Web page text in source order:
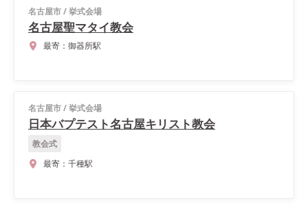
名古屋市/挙式会場
名古屋聖マタイ教会
最寄： 御器所駅
名古屋市/挙式会場
日本バプテスト名古屋キリスト教会
教会式
最寄： 千種駅